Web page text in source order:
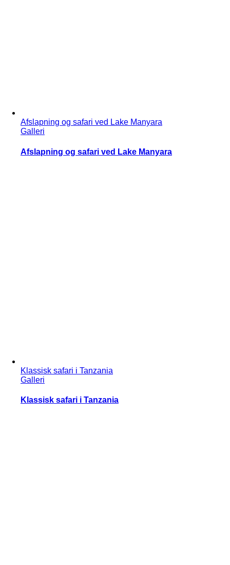
Afslapning og safari ved Lake Manyara
Galleri
Afslapning og safari ved Lake Manyara
Klassisk safari i Tanzania
Galleri
Klassisk safari i Tanzania